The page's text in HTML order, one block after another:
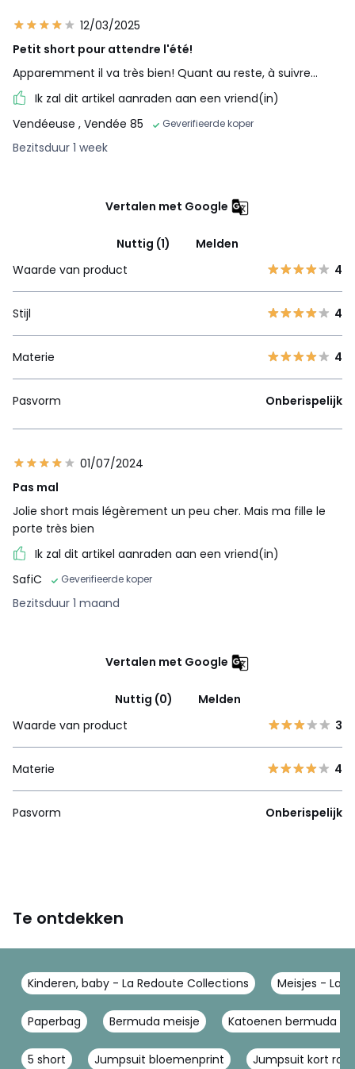
12/03/2025
Petit short pour attendre l'été!
Apparemment il va très bien! Quant au reste, à suivre...
Ik zal dit artikel aanraden aan een vriend(in)
Vendéeuse , Vendée 85 Geverifieerde koper
Bezitsduur 1 week
Vertalen met Google
Nuttig (1)
Melden
Waarde van product
4
Stijl 4
Materie 4
Pasvorm Onberispelijk
01/07/2024
Pas mal
Jolie short mais légèrement un peu cher. Mais ma fille le
porte très bien
Ik zal dit artikel aanraden aan een vriend(in)
SafiC
Geverifieerde koper
Bezitsduur 1 maand
Vertalen met Google
Nuttig (0)
Melden
Waarde van product
3
Materie 4
Pasvorm Onberispelijk
Te ontdekken
Kinderen, baby - La Redoute Collections Meisjes - La
Paperbag Bermuda meisje Katoenen bermuda
5 short Jumpsuit bloemenprint Jumpsuit kort roze